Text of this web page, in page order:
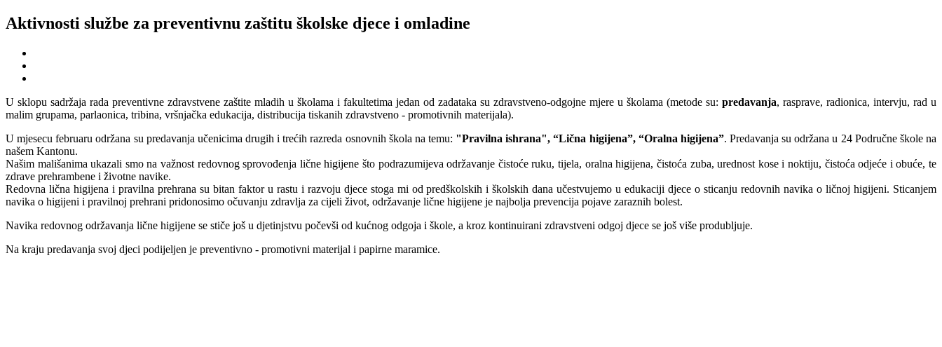
Aktivnosti službe za preventivnu zaštitu školske djece i omladine
U sklopu sadržaja rada preventivne zdravstvene zaštite mladih u školama i fakultetima jedan od zadataka su zdravstveno-odgojne mjere u školama (metode su: predavanja, rasprave, radionica, intervju, rad u
malim grupama, parlaonica, tribina, vršnjačka edukacija, distribucija tiskanih zdravstveno - promotivnih materijala).
U mjesecu februaru održana su predavanja učenicima drugih i trećih razreda osnovnih škola na temu: "Pravilna ishrana", “Lična higijena”, “Oralna higijena”. Predavanja su održana u 24 Područne škole na
našem Kantonu.
Našim mališanima ukazali smo na važnost redovnog sprovođenja lične higijene što podrazumijeva održavanje čistoće ruku, tijela, oralna higijena, čistoća zuba, urednost kose i noktiju, čistoća odjeće i obuće, te
zdrave prehrambene i životne navike.
Redovna lična higijena i pravilna prehrana su bitan faktor u rastu i razvoju djece stoga mi od predškolskih i školskih dana učestvujemo u edukaciji djece o sticanju redovnih navika o ličnoj higijeni. Sticanjem
navika o higijeni i pravilnoj prehrani pridonosimo očuvanju zdravlja za cijeli život, održavanje lične higijene je najbolja prevencija pojave zaraznih bolest.
Navika redovnog održavanja lične higijene se stiče još u djetinjstvu počevši od kućnog odgoja i škole, a kroz kontinuirani zdravstveni odgoj djece se još više produbljuje.
Na kraju predavanja svoj djeci podijeljen je preventivno - promotivni materijal i papirne maramice.